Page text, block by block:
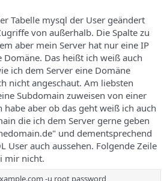
Tabelle mysql der User geändert
von außerhalb. Die Spalte zu
aber mein Server hat nur eine IP
Das heißt ich weiß auch
ich dem Server eine Domäne
nicht angeschaut. Am liebsten
Subdomain zuweisen von einer
aber ob das geht weiß ich auch
die ich dem Server gerne geben
und dementsprechend
User auch aussehen. Folgende Zeile
mir nicht.
-u root password